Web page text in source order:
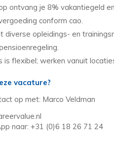
ontvang je 8% vakantiegeld
conform cao.
diverse opleidings- en
is flexibel; werken vanuit
vacature?
op met: Marco Veldman
naar: +31 (0)6 18 26 71 24